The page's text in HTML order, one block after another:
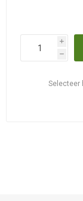
i
h
Selecteer